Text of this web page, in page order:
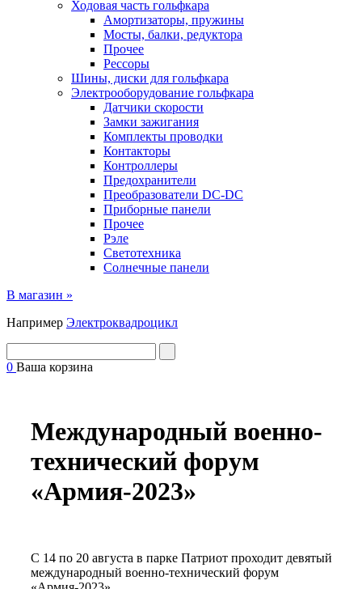
Ходовая часть гольфкара
Амортизаторы, пружины
Мосты, балки, редуктора
Прочее
Рессоры
Шины, диски для гольфкара
Электрооборудование гольфкара
Датчики скорости
Замки зажигания
Комплекты проводки
Контакторы
Контроллеры
Предохранители
Преобразователи DC-DC
Приборные панели
Прочее
Рэле
Светотехника
Солнечные панели
В магазин »
Например Электроквадроцикл
0 Ваша корзина
Международный военно-
технический форум
«Армия-2023»
С 14 по 20 августа в парке Патриот проходит девятый
международный военно-технический форум